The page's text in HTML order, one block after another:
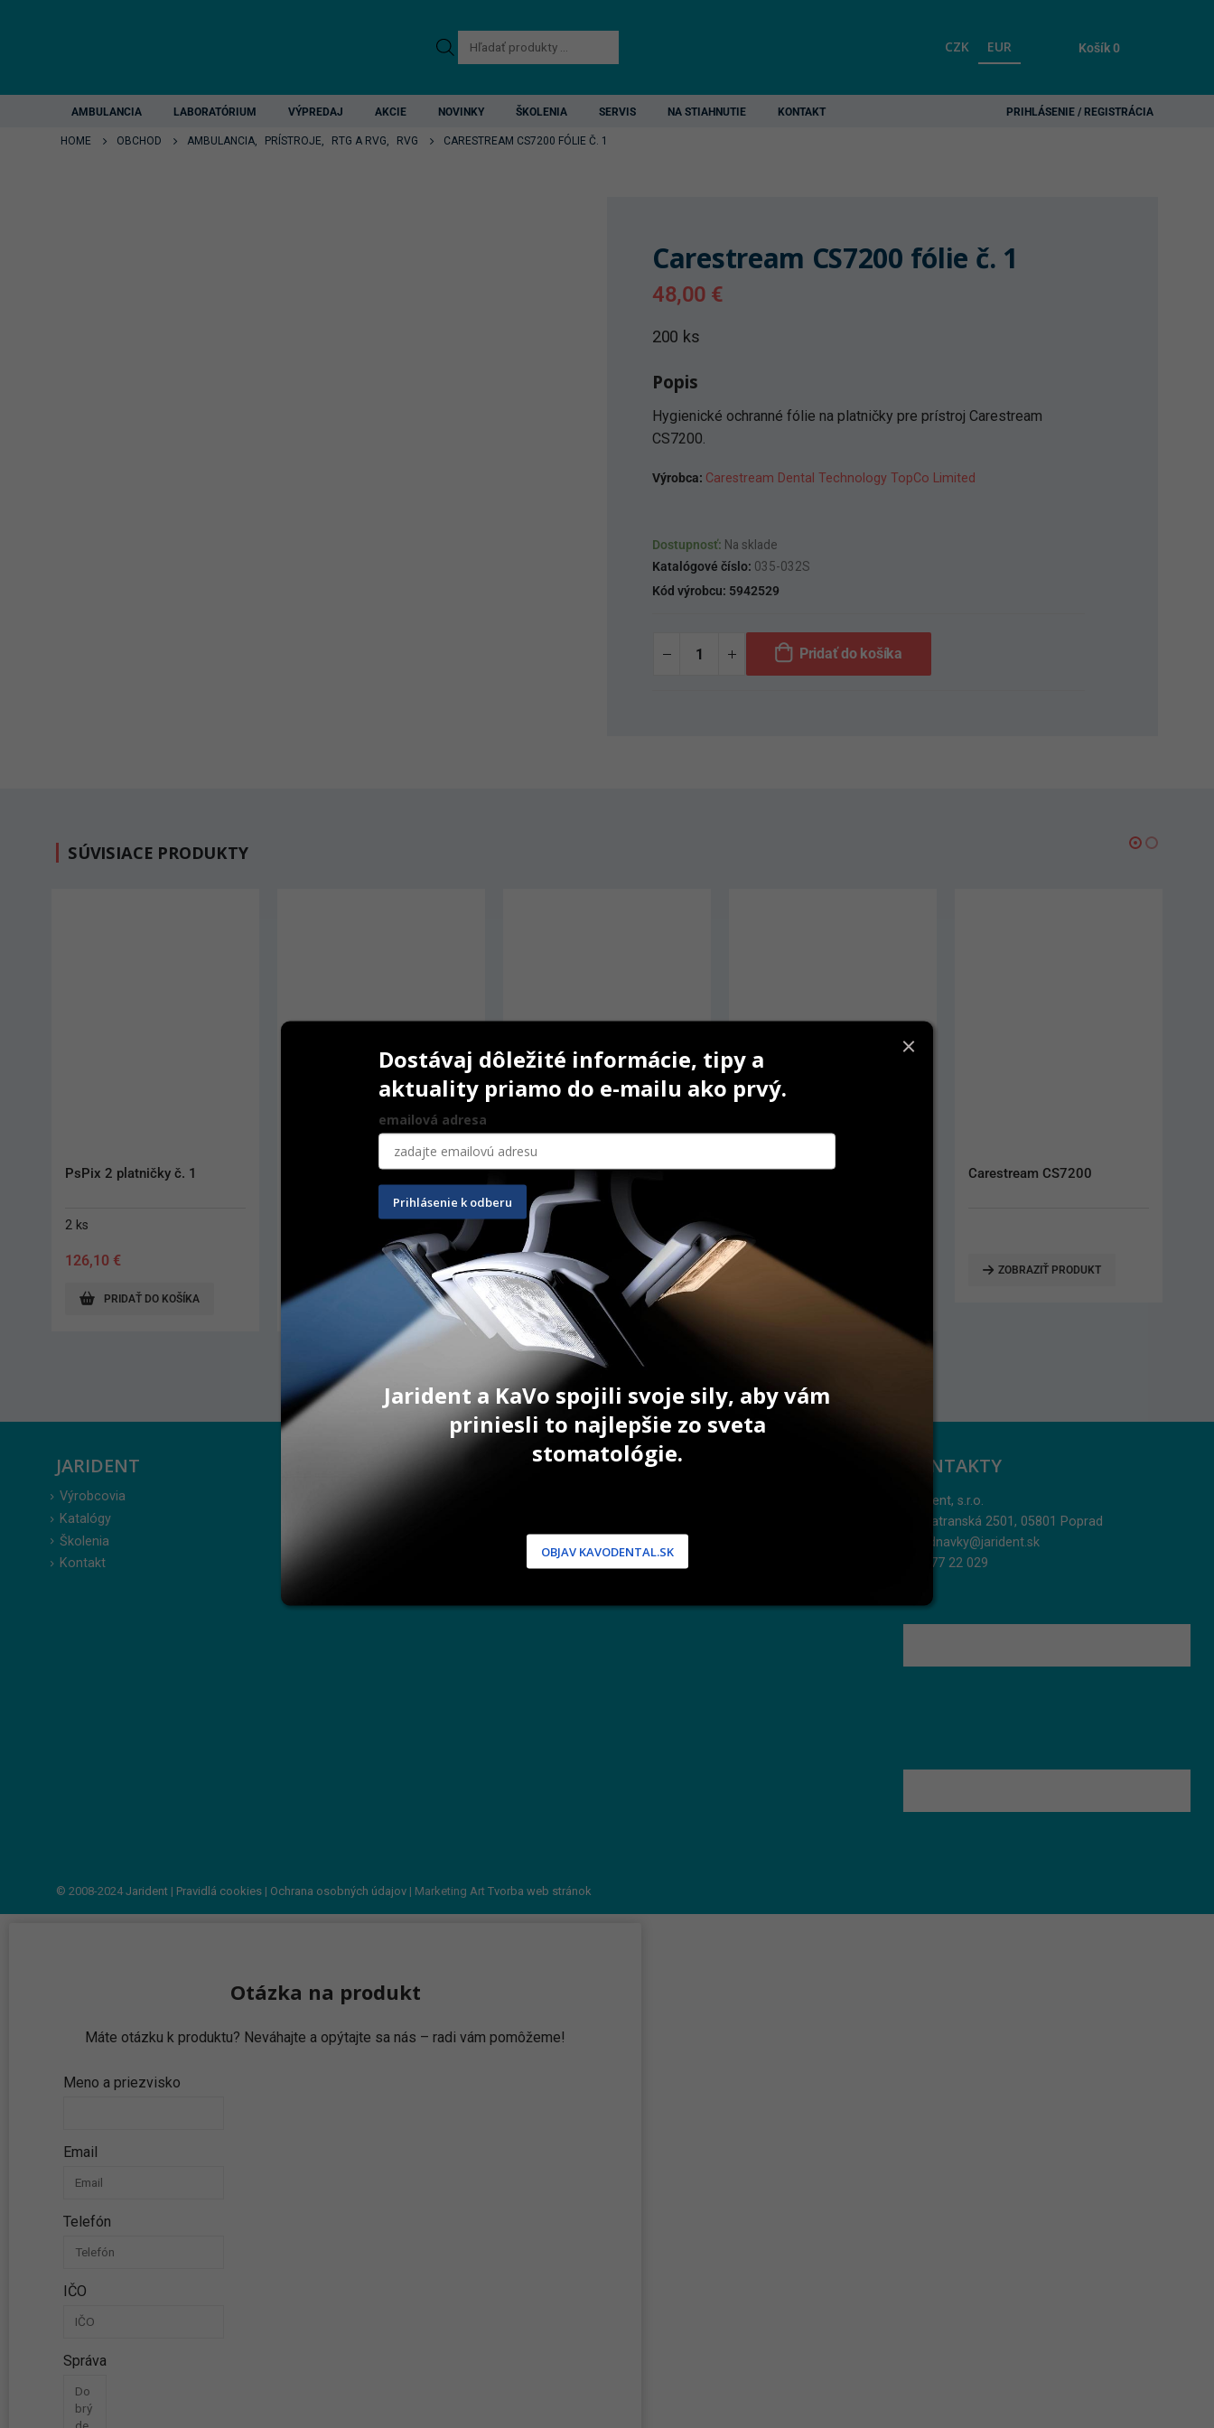
Products
search
CZK EUR Košík0
AMBULANCIA LABORATÓRIUM VÝPREDAJ AKCIE NOVINKY ŠKOLENIA SERVIS NA STIAHNUTIE KONTAKT PRIHLÁSENIE / REGISTRÁCIA
HOME OBCHOD AMBULANCIA, PRÍSTROJE, RTG A RVG, RVG CARESTREAM CS7200 FÓLIE Č. 1
Carestream CS7200 fólie č. 1
48,00 €
200 ks
Popis
Hygienické ochranné fólie na platničky pre prístroj Carestream
CS7200.
Výrobca: Carestream Dental Technology TopCo Limited
Dostupnosť: Na sklade
Katalógové číslo: 035-032S
Kód výrobcu: 5942529
Pridať do košíka
SÚVISIACE PRODUKTY
Carestream CS7200 fólie č. 0
200 ks
48,00 €
PRIDAŤ DO KOŠÍKA
Carestream CS7600/CS7200
PRIDAŤ DO KOŠÍKA
Carestream CS8100 Pano
Bite Block Sleeves
150 ks
27,10€
PRIDAŤ DO KOŠÍKA
Carestream CS7200
ZOBRAZIŤ PRODUKT
PsPix 2 platničky č. 2
JARIDENT
Výrobcovia
Katalógy
Školenia
Kontakt
ZÁKAZNÍCKA ZÓNA PODPORA KONTAKTY
Jarident, s.r.o.
Podtatranská 2501, 05801 Poprad
objednavky@jarident.sk
052/77 22 029
© 2008-2024Jarident | Pravidlá cookies | Ochrana osobných údajov | Marketing Art Tvorba web stránok
Otázka na produkt
Máte otázku k produktu? Neváhajte a opýtajte sa nás – radi vám pomôžeme!
Meno a priezvisko
Email
Telefón
IČO
Správa
Dostávaj dôležité informácie, tipy a
aktuality priamo do e-mailu ako prvý.
emailová adresa
Prihlásenie k odberu
Jarident a KaVo spojili svoje sily, aby vám
priniesli to najlepšie zo sveta
stomatológie.
OBJAV KAVODENTAL.SK